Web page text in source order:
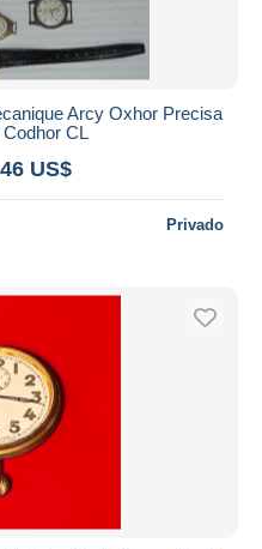
Arcy Oxhor Precisa
CL
US$
Privado